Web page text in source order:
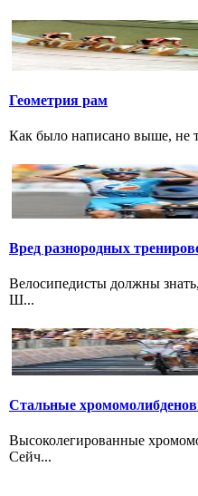
Геометрия рам
Как было написано выше, не
Вред разнородных
Велосипедисты должны
Ш...
Стальные
Высоколегированные
Сейч...